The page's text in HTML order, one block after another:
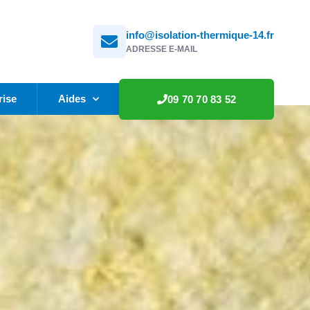
info@isolation-thermique-14.fr
ADRESSE E-MAIL
Aides 09 70 70 83 52